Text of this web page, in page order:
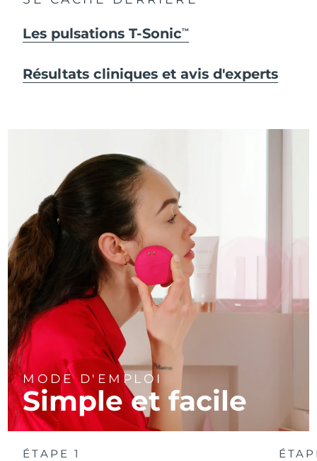
Les pulsations T-SonicTM
Résultats cliniques et avis d'experts
MODE D'EMPLOI
Simple et facile
ÉTAPE 1